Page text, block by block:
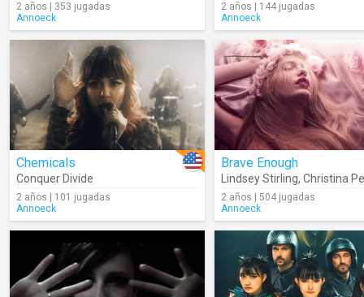
2 años | 353 jugadas
Annoeck
2 años | 144 jugadas
Annoeck
Chemicals
Conquer Divide
2 años | 101 jugadas
Annoeck
Brave Enough
Lindsey Stirling, Christina
2 años | 504 jugadas
Annoeck